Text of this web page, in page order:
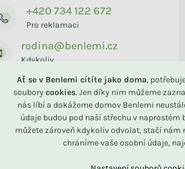
Ať se v Benlemi cítíte jako doma,
soubory cookies. Jen díky nim můžeme
nás líbí a dokážeme domov Benlemi
údaje budou pod naší střechu v naprostém
můžete zároveň kdykoliv odvolat, stačí nám
chráníme vaše osobní údaje,
+420 734 122 672
Pro reklamaci
rodina@benlemi.cz
Kdykoliv
k vám domů
BENLEMI. Zasíláme jen užitečné info